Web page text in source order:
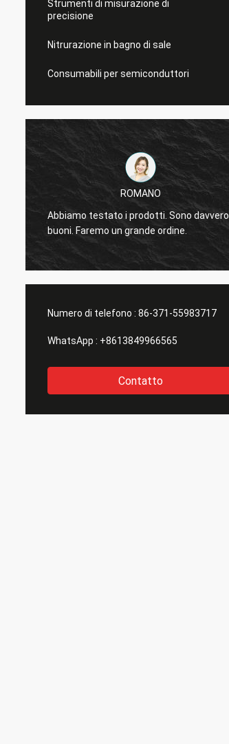
Strumenti di misurazione di
precisione
Nitrurazione in bagno di sale
Consumabili per semiconduttori
ROMANO
Abbiamo testato i prodotti. Sono davvero
buoni. Faremo un grande ordine.
Numero di telefono : 86-371-55983717
WhatsApp : +8613849966565
Contatto